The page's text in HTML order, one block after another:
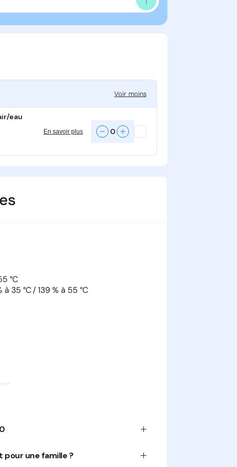
Voir moins
eau
En savoir plus 0
°C
à 35 °C / 139 % à 55 °C
pour une famille ?